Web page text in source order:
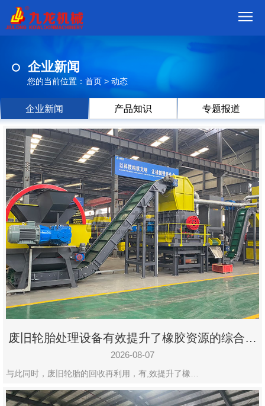
品
视
频
现
场
方
案
动
态
联
系
郑
州
市
九
设
有
企业新闻
您的当前位置： 首页 > 动态
企业新闻 产品知识 专题报道
废旧轮胎处理设备有效提升了橡胶资源的综合利
用率
2026-08-07
与此同时，废旧轮胎的回收再利用，有,效提升了橡…